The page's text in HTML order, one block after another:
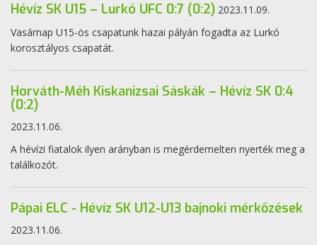
Hévíz SK U15 – Lurkó UFC 0:7 (0:2) 2023.11.09.
Vasárnap U15-ös csapatunk hazai pályán fogadta az Lurkó
korosztályos csapatát.
Horváth-Méh Kiskanizsai Sáskák – Hévíz SK 0:4
(0:2)
2023.11.06.
A hévízi fiatalok ilyen arányban is megérdemelten nyerték meg a
találkozót.
Pápai ELC - Hévíz SK U12-U13 bajnoki mérkőzések
2023.11.06.